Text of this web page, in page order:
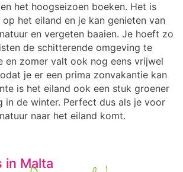
het hoogseizoen boeken. Het is
het eiland en je kan genieten van
en vergeten baaien. Je hoeft zo
de schitterende omgeving te
en zomer valt ook nog eens vrijwel
je er een prima zonvakantie kan
is het eiland ook een stuk groener
in de winter. Perfect dus als je voor
naar het eiland komt.
in Malta